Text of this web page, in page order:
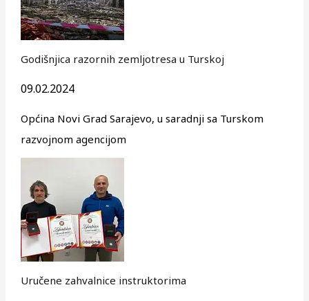
Godišnjica razornih zemljotresa u Turskoj
09.02.2024
Općina Novi Grad Sarajevo, u saradnji sa Turskom
razvojnom agencijom
Uručene zahvalnice instruktorima